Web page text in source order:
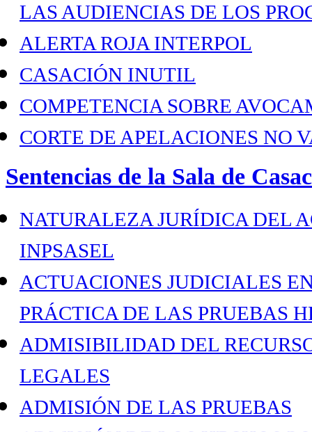
LAS AUDIENCIAS DE LOS
ALERTA ROJA INTERPOL
CASACIÓN INUTIL
COMPETENCIA SOBRE
CORTE DE APELACIONES NO
Sentencias de la Sala de
NATURALEZA JURÍDICA DEL
INPSASEL
ACTUACIONES JUDICIALES
PRÁCTICA DE LAS PRUEBAS
ADMISIBILIDAD DEL
LEGALES
ADMISIÓN DE LAS PRUEBAS